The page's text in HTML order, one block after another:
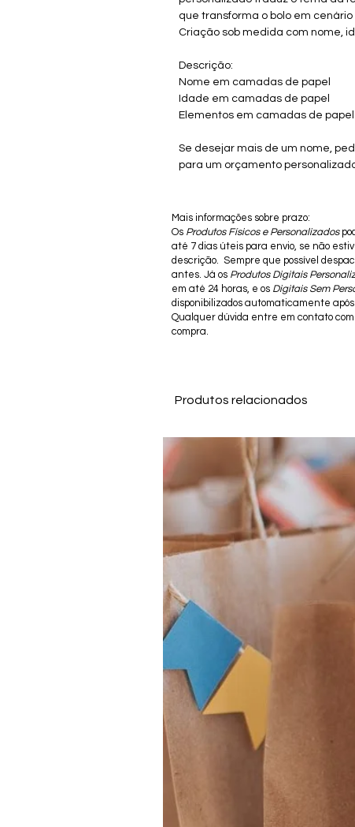
que transforma o bolo em
Criação sob medida com nome,
Descrição:
Nome em camadas de papel
Idade em camadas de papel
Elementos em camadas de papel
Se desejar mais de um nome,
para um orçamento
Mais informações sobre prazo:
Os Produtos Físicos e Personalizados
até 7 dias úteis para envio, se não
descrição. Sempre que possível
antes. Já os Produtos Digitais
em até 24 horas, e os Digitais Sem
disponibilizados automaticamente após
Qualquer dúvida entre em contato
compra.
Produtos relacionados